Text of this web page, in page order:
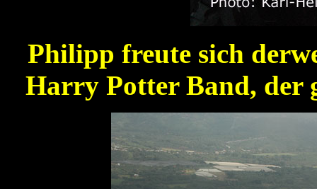
Philipp freute sich
Harry Potter Band, der